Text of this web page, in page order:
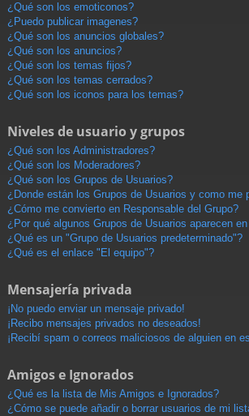
¿Qué son los emoticonos?
¿Puedo publicar imagenes?
¿Qué son los anuncios globales?
¿Qué son los anuncios?
¿Qué son los temas fijos?
¿Qué son los temas cerrados?
¿Qué son los iconos para los temas?
Niveles de usuario y grupos
¿Qué son los Administradores?
¿Qué son los Moderadores?
¿Qué son los Grupos de Usuarios?
¿Donde están los Grupos de Usuarios y como me
¿Cómo me convierto en Responsable del Grupo?
¿Por qué algunos Grupos de Usuarios aparecen
¿Qué es un "Grupo de Usuarios predeterminado"?
¿Qué es el enlace "El equipo"?
Mensajería privada
¡No puedo enviar un mensaje privado!
¡Recibo mensajes privados no deseados!
¡Recibí spam o correos maliciosos de alguien en
Amigos e Ignorados
¿Qué es la lista de Mis Amigos e Ignorados?
¿Cómo se puede añadir o borrar usuarios de mi